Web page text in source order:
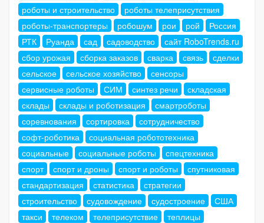
роботы и строительство
роботы телеприсутствия
роботы-транспортеры
робошум рои рой
Россия
РТК
Руанда сад садоводство
сайт RoboTrends.ru
сбор урожая
сборка заказов сварка связь
сделки
сельское
сельское хозяйство
сенсоры
сервисные роботы
СИМ синтез речи
складская
склады
склады и роботизация
смартроботы
соревнования
сортировка
сотрудничество
софт-роботика
социальная робототехника
социальные
социальные роботы
спецтехника
спорт
спорт и дроны спорт и роботы
спутниковая
стандартизация
статистика
стратегии
строительство
судовождение судостроение
США
такси
телеком телеприсутствие
теплицы